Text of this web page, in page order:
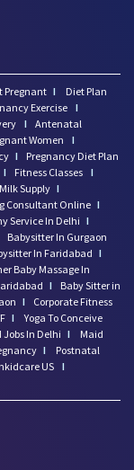
Pregnant I
Diet Plan
Exercise
I
I Antenatal
Women
I
I
Pregnancy Diet Plan
I Fitness Classes I
Supply I
Consultant Online I
Service In Delhi I
Babysitter In Gurgaon
In Faridabad I
Baby Massage In
I
Baby Sitter in
I
Corporate Fitness
I
Yoga To Conceive
Jobs In Delhi I
Maid
I
Postnatal
US I